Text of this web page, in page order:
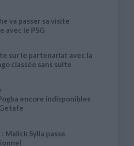
va passer sa visite
avec le PSG
sur le partenariat avec la
classée sans suite
encore indisponibles
Malick Sylla passe